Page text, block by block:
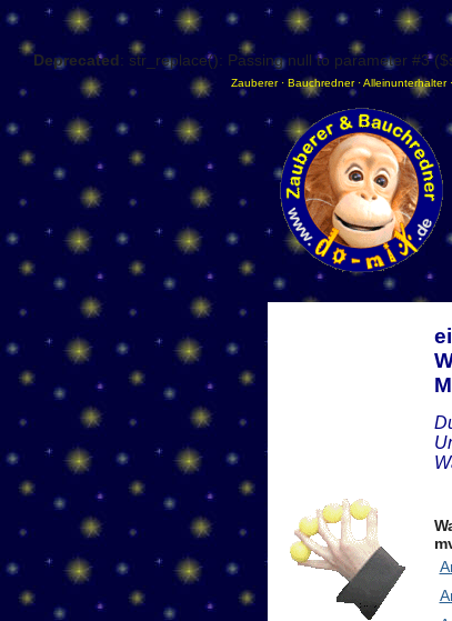
Deprecated: str_replace(): Passing null to parameter #3
Zauberer· Bauchredner·Alleinunterhalter·